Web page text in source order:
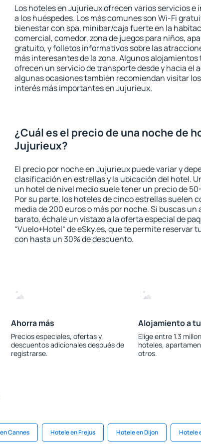
Los hoteles en Jujurieux ofrecen varios servicios e
a los huéspedes. Los más comunes son Wi-Fi
bienestar con spa, minibar/caja fuerte en la
comercial, comedor, zona de juegos para niños,
gratuito, y folletos informativos sobre las
más interesantes de la zona. Algunos alojamientos
ofrecen un servicio de transporte desde y hacia el
algunas ocasiones también recomiendan visitar
interés más importantes en Jujurieux.
¿Cuál es el precio de una noche de
Jujurieux?
El precio por noche en Jujurieux puede variar y
clasificación en estrellas y la ubicación del hotel.
un hotel de nivel medio suele tener un precio de
Por su parte, los hoteles de cinco estrellas suelen
media de 200 euros o más por noche. Si buscas
barato, échale un vistazo a la oferta especial de
“Vuelo+Hotel“ de eSky.es, que te permite reservar
con hasta un 30% de descuento.
Ahorra más
Precios especiales, ofertas y
descuentos adicionales después de
registrarse.
Alojamiento a
Elige entre 1.3
hoteles,
otros.
Cannes Hotele en Frejus Hotele en Dijon Hotele